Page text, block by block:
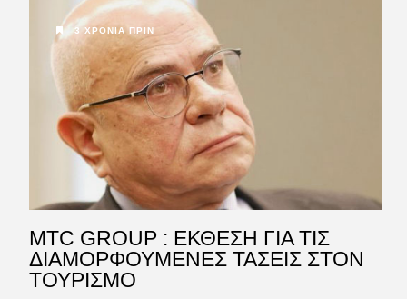
3 ΧΡΌΝΙΑ ΠΡΙΝ
MTC GROUP : ΕΚΘΕΣΗ ΓΙΑ ΤΙΣ
ΔΙΑΜΟΡΦΟΥΜΕΝΕΣ ΤΑΣΕΙΣ ΣΤΟΝ
ΤΟΥΡΙΣΜΟ